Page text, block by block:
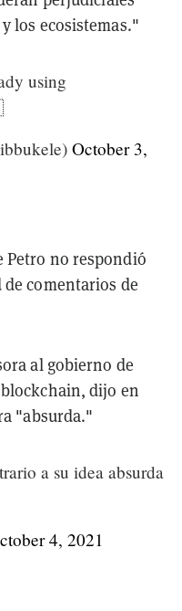
los ecosistemas."
using
October 3,
Petro no respondió
comentarios de
al gobierno de
dijo en
"absurda."
a su idea absurda
4, 2021